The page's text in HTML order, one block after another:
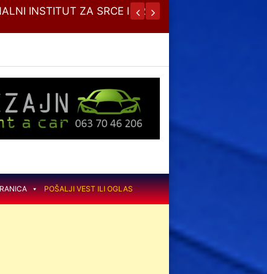
INSTITUT ZA SRCE I KRVNE
POŠALJI VEST ILI OGLAS